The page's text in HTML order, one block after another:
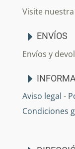
Visite
ENVÍOS
Envíos y
Aviso legal -
Condiciones